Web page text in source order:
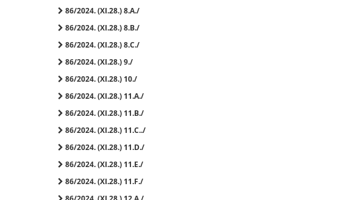
86/2024. (XI.28.) 8.A./
86/2024. (XI.28.) 8.B./
86/2024. (XI.28.) 8.C./
86/2024. (XI.28.) 9./
86/2024. (XI.28.) 10./
86/2024. (XI.28.) 11.A./
86/2024. (XI.28.) 11.B./
86/2024. (XI.28.) 11.C../
86/2024. (XI.28.) 11.D./
86/2024. (XI.28.) 11.E./
86/2024. (XI.28.) 11.F./